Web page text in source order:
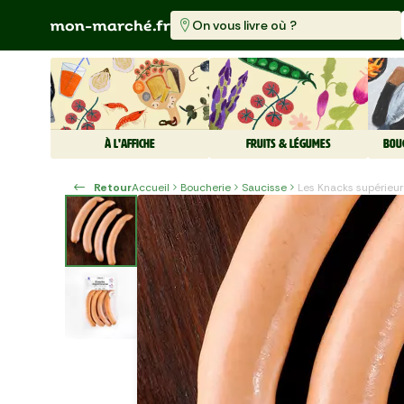
On vous livre où ?
À L'AFFICHE FRUITS & LÉGUMES
RetourAccueil Boucherie Saucisse Les Knacks